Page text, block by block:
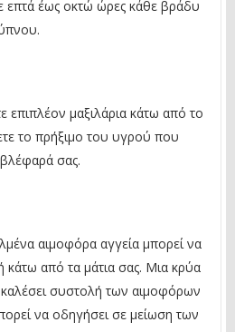
επτά έως οκτώ ώρες κάθε βράδυ
επιπλέον μαξιλάρια κάτω από το
το πρήξιμο του υγρού που
σας.
αιμοφόρα αγγεία μπορεί να
από τα μάτια σας. Μια κρύα
συστολή των αιμοφόρων
να οδηγήσει σε μείωση των